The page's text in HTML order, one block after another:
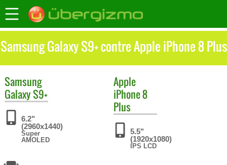
Samsung Galaxy S9+ contre Apple iPhone 8 Plus
Samsung
Galaxy S9+
6.2"
(2960x1440)
Super
AMOLED
Apple
iPhone 8
Plus
5.5"
(1920x1080)
IPS LCD